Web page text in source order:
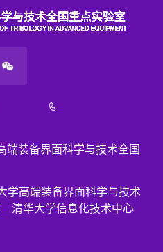
端装备界面科学与技术全国
学高端装备界面科学与技术
清华大学信息化技术中心